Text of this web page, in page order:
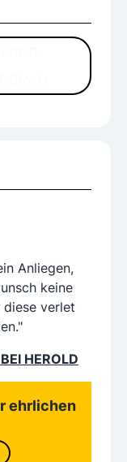
Anliegen,
keine
diese verlet
HEROLD
ehrlichen